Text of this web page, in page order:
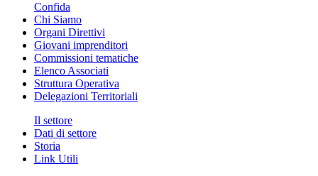
Confida
Chi Siamo
Organi Direttivi
Giovani imprenditori
Commissioni tematiche
Elenco Associati
Struttura Operativa
Delegazioni Territoriali
Il settore
Dati di settore
Storia
Link Utili